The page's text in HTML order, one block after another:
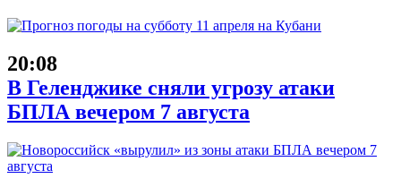
20:08
В Геленджике сняли угрозу атаки
БПЛА вечером 7 августа